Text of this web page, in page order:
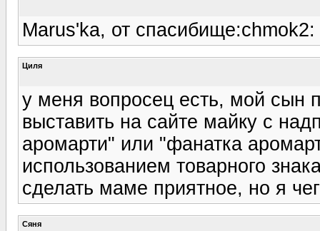
Marus'ka, от
Циля
у меня вопросец есть, мой сын
выставить на сайте майку с
аромарти" или "фанатка
использованием товарного
сделать маме приятное, но я
Сяня